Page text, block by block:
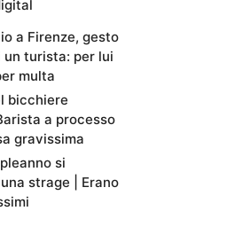
a Firenze, gesto
un turista: per lui
multa
bicchiere
a processo
gravissima
si
strage | Erano